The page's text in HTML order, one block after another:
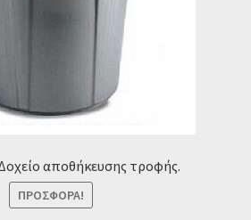
αποθήκευσης τροφής.
ΠΡΟΣΦΟΡΆ!